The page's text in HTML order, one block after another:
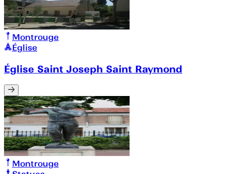
Montrouge
Église
Église Saint Joseph Saint Raymond
Montrouge